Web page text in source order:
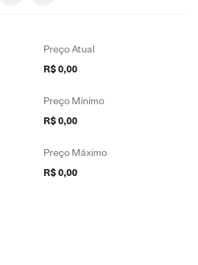
Preço Atual
R$ 0,00
Preço Mínimo
R$ 0,00
Preço Máximo
R$ 0,00